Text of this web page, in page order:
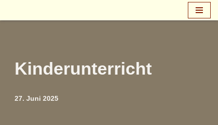
Kinderunterricht
27. Juni 2025